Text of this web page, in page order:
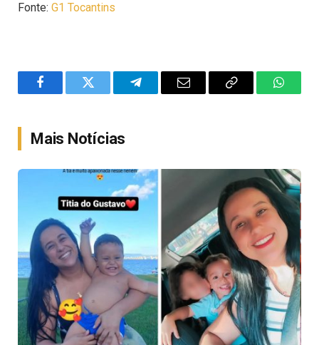
Fonte: G1 Tocantins
FacebookTwitter TelegramEmail
Copy
Mais Notícias